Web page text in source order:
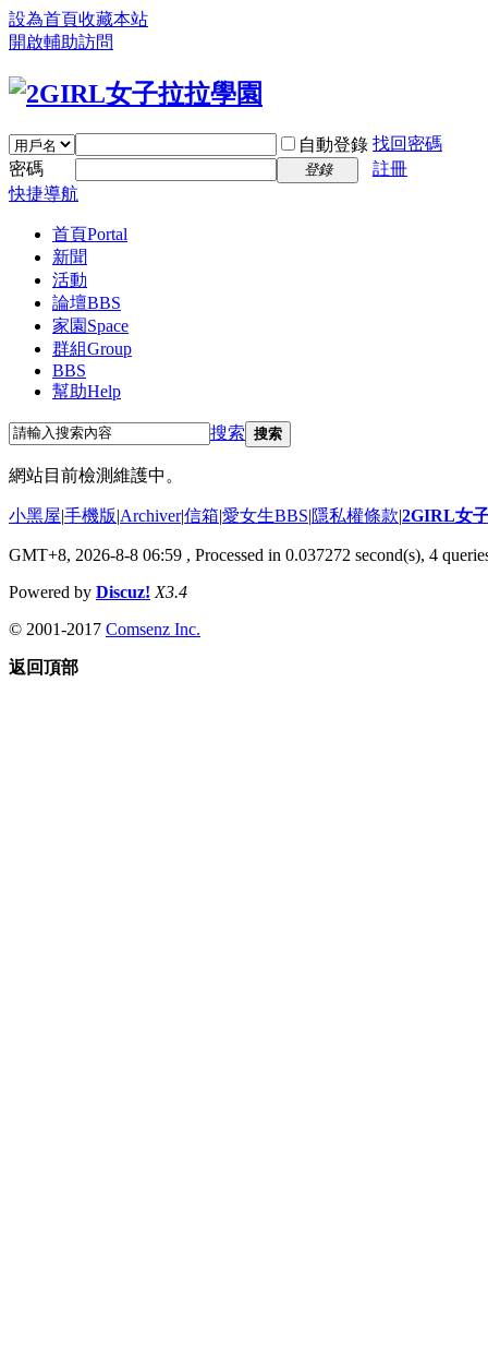
設為首頁收藏本站
開啟輔助訪問
自動登錄 找回密碼
密碼
登錄
註冊
快捷導航
首頁Portal
新聞
活動
論壇BBS
家園 Space
群組Group
BBS
幫助Help
搜索 搜索
網站目前檢測維護中。
小黑屋|手機版|Archiver|信箱|愛女生BBS|隱私權條款|2GIRL女
GMT+8, 2026-8-8 06:59 , Processed in 0.037272 second(s), 4
Powered by Discuz! X3.4
© 2001-2017 Comsenz Inc.
返回頂部